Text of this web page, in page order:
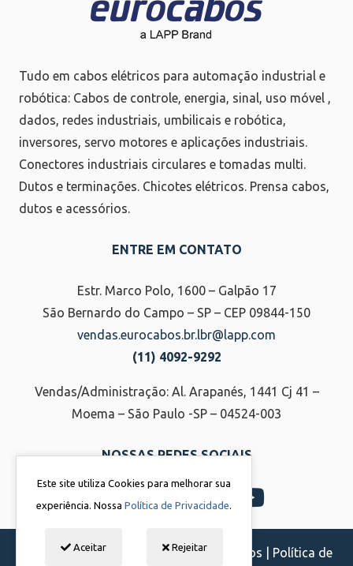
Tudo em cabos elétricos para automação industrial e
robótica: Cabos de controle, energia, sinal, uso móvel ,
dados, redes industriais, umbilicais e robótica,
inversores, servo motores e aplicações industriais.
Conectores industriais circulares e tomadas multi.
Dutos e terminações. Chicotes elétricos. Prensa cabos,
dutos e acessórios.
ENTRE EM CONTATO
Estr. Marco Polo, 1600 – Galpão 17
São Bernardo do Campo – SP – CEP 09844-150
vendas.eurocabos.br.lbr@lapp.com
(11) 4092-9292
Vendas/Administração: Al. Arapanés, 1441 Cj 41 –
Moema – São Paulo -SP – 04524-003
NOSSAS REDES SOCIAIS
Eurocabos | Todos os direitos reservados | Política de
Este site utiliza Cookies para melhorar sua
experiência. Nossa Política de Privacidade.
Aceitar Rejeitar